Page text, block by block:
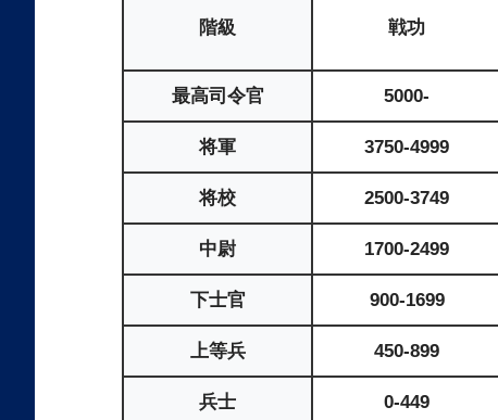
階級 戦功
最高司令官 5000-
将軍 3750-4999
将校 2500-3749
中尉 1700-2499
下士官 900-1699
上等兵 450-899
兵士 0-449